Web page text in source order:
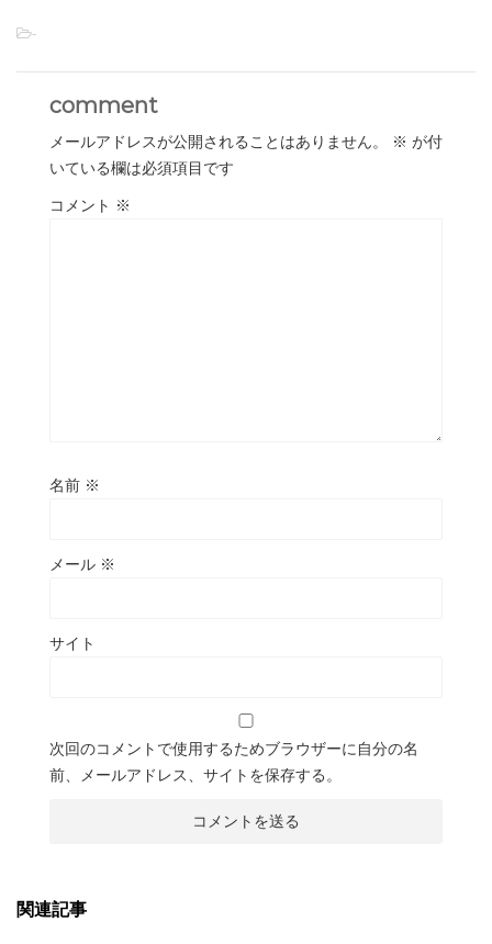
-
comment
メールアドレスが公開されることはありません。 ※ が付
いている欄は必須項目です
コメント ※
名前 ※
メール ※
サイト
次回のコメントで使用するためブラウザーに自分の名
前、メールアドレス、サイトを保存する。
関連記事